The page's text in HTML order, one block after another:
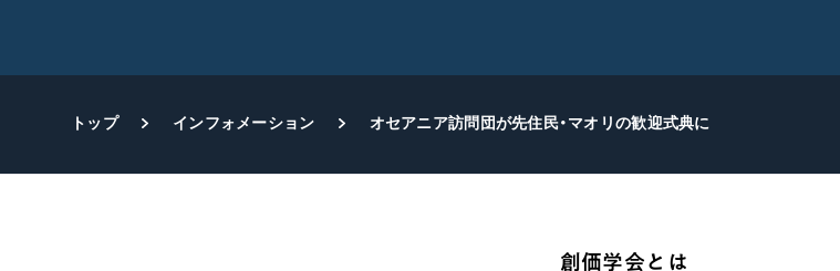
トップ インフォメーション オセアニア訪問団が先住民・マオリの歓迎式典に
創価学会とは